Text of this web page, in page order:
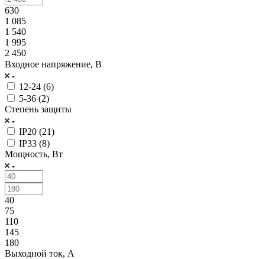
630
1 085
1 540
1 995
2 450
Входное напряжение, В
12-24 (6)
5-36 (2)
Степень защиты
IP20 (21)
IP33 (8)
Мощность, Вт
40
75
110
145
180
Выходной ток, А